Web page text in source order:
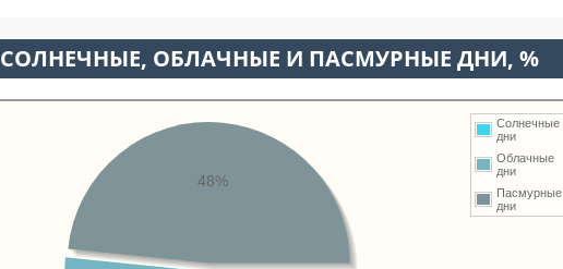
CОЛНЕЧНЫЕ, ОБЛАЧНЫЕ И ПАСМУРНЫЕ ДНИ, %
Солнечные
дни
Облачные
дни
Пасмурные
дни
48%